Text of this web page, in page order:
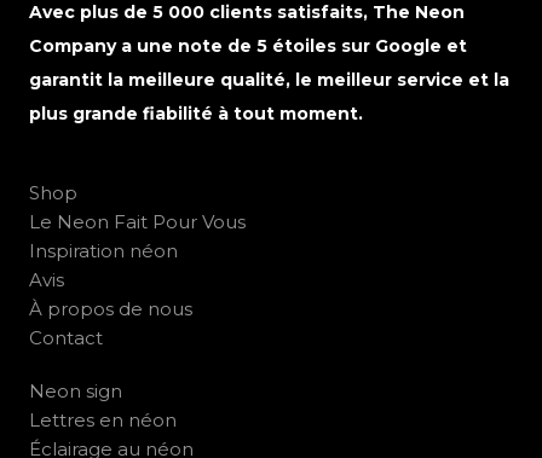
Avec plus de 5 000 clients satisfaits, The Neon
Company a une note de 5 étoiles sur Google et
garantit la meilleure qualité, le meilleur service et la
plus grande fiabilité à tout moment.
Shop
Le Neon Fait Pour Vous
Inspiration néon
Avis
À propos de nous
Contact
Neon sign
Lettres en néon
Éclairage au néon